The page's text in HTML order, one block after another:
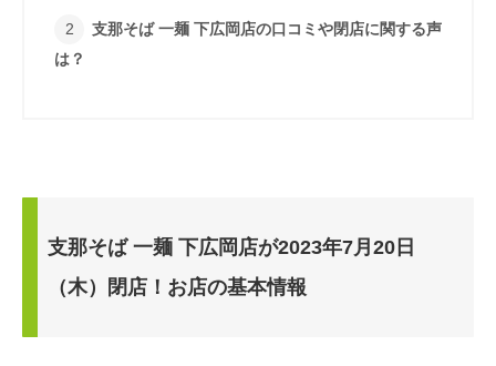
支那そば 一麺 下広岡店の口コミや閉店に関する声
は？
支那そば 一麺 下広岡店が2023年7月20日
（木）閉店！お店の基本情報